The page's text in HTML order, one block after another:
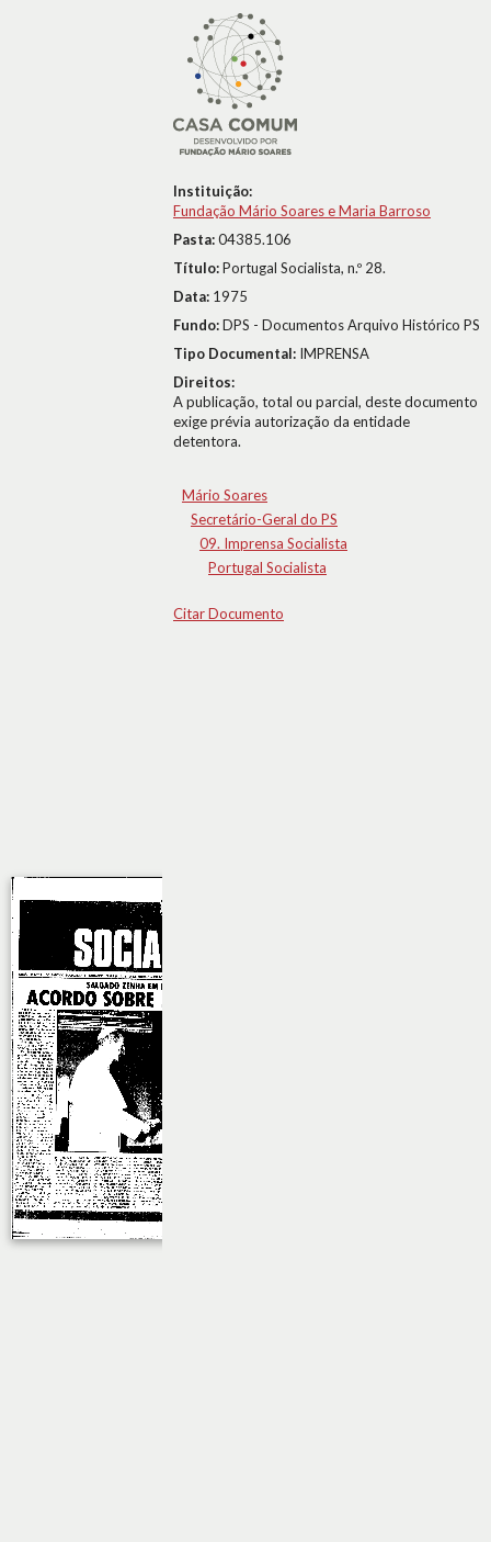
Instituição:
Fundação Mário Soares e Maria Barroso
Pasta:04385.106
Título:Portugal Socialista, n.º 28.
Data: 1975
Fundo:DPS - Documentos Arquivo Histórico PS
Tipo Documental: IMPRENSA
Direitos:
A publicação, total ou parcial, deste documento
exige prévia autorização da entidade
detentora.
Mário Soares
Secretário-Geral do PS
09. Imprensa Socialista
Portugal Socialista
Citar Documento